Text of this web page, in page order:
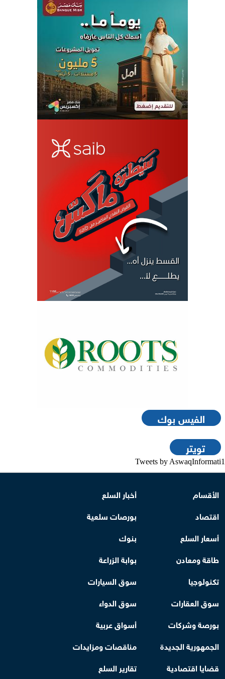
الفيس بوك
تويتر
Tweets by AswaqInformati1
الأقسام
أخبار السلع
اقتصاد
بورصات سلعية
أسعار السلع
بنوك
طاقة ومعادن
بوابة الزراعة
تكنولوجيا
سوق السيارات
سوق العقارات
سوق الدواء
بورصة وشركات
أسواق عربية
الجمهورية الجديدة
مناقصات ومزايدات
قضايا اقتصادية
تقارير السلع